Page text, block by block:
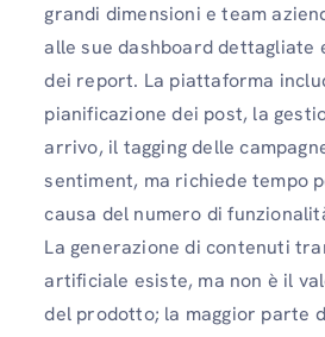
grandi dimensioni e team
alle sue dashboard dettagliate
dei report. La piattaforma
pianificazione dei post, la
arrivo, il tagging delle
sentiment, ma richiede tempo
causa del numero di
La generazione di contenuti
artificiale esiste, ma non è il
del prodotto; la maggior parte